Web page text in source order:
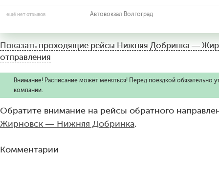
ещё нет отзывов Автовокзал Волгоград
Показать проходящие рейсы Нижняя Добринка —
отправления
Внимание! Расписание может меняться! Перед поездкой обязательно
компании.
Обратите внимание на рейсы обратного
Жирновск — Нижняя Добринка.
Комментарии